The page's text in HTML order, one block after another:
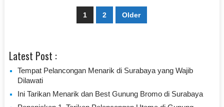
1 2 Older
Latest Post :
Tempat Pelancongan Menarik di Surabaya yang Wajib
Dilawati
Ini Tarikan Menarik dan Best Gunung Bromo di Surabaya